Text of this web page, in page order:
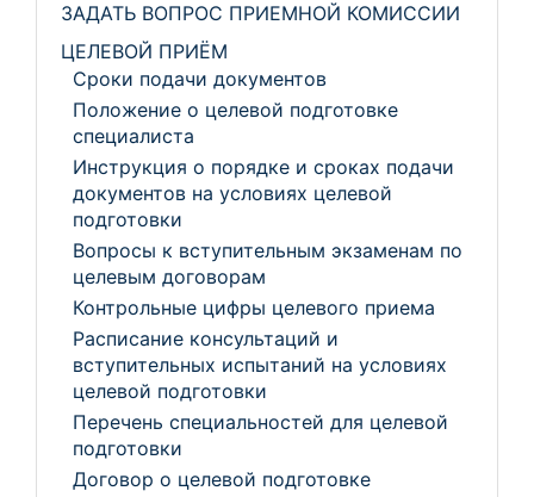
ЗАДАТЬ ВОПРОС ПРИЕМНОЙ КОМИССИИ
ЦЕЛЕВОЙ ПРИЁМ
Сроки подачи документов
Положение о целевой подготовке
специалиста
Инструкция о порядке и сроках подачи
документов на условиях целевой
подготовки
Вопросы к вступительным экзаменам по
целевым договорам
Контрольные цифры целевого приема
Расписание консультаций и
вступительных испытаний на условиях
целевой подготовки
Перечень специальностей для целевой
подготовки
Договор о целевой подготовке